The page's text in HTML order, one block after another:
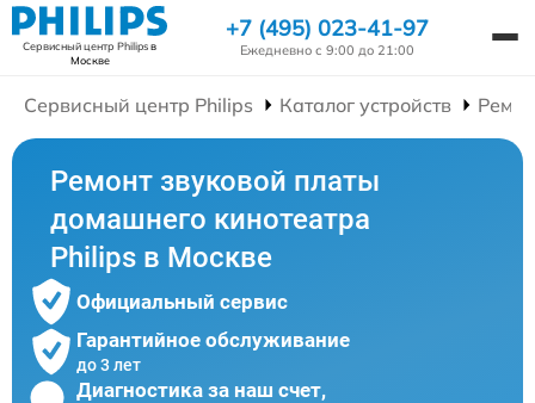
Сервисный центр Philipsв
Москве
+7 (495) 023-41-97
Ежедневно с 9:00 до 21:00
Сервисный центр Philips Каталог устройств
Ремонт звуковой платы
домашнего кинотеатра
Philips в Москве
Официальный сервис
Гарантийное обслуживание
до 3 лет
Диагностика за наш счет,